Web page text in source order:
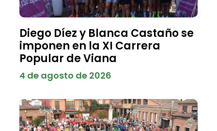
Diego Díez y Blanca Castaño se
imponen en la XI Carrera
Popular de Viana
4 de agosto de 2026